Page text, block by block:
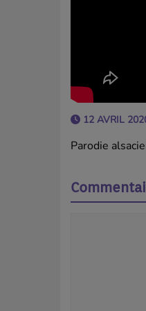
12 AVRIL
Parodie